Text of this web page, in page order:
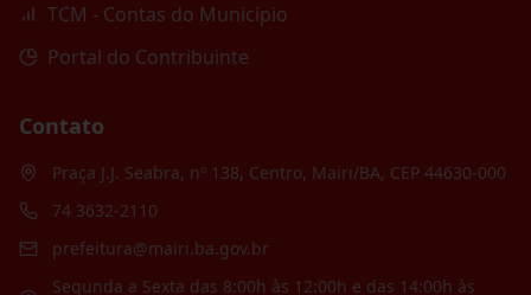
TCM - Contas do Município
Portal do Contribuinte
Contato
Praça J.J. Seabra, nº 138, Centro, Mairi/BA, CEP 44630-000
74 3632-2110
prefeitura@mairi.ba.gov.br
Segunda a Sexta das 8:00h às 12:00h e das 14:00h às